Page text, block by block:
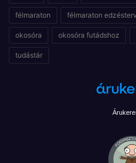
félmaraton félmaraton edzésterv
okosóra okosóra futádshoz
tudástár